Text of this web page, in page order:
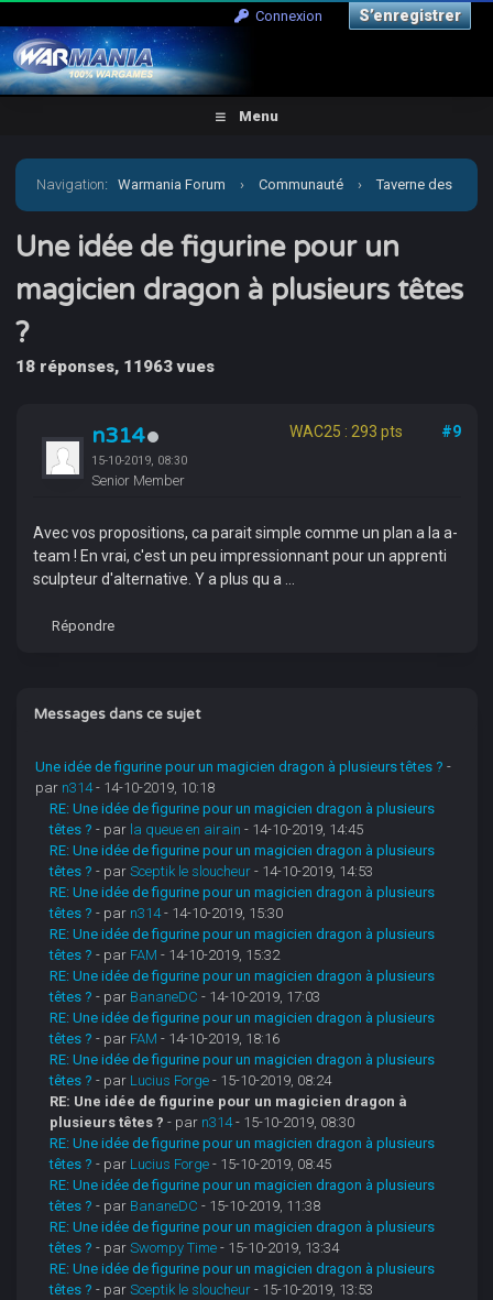
Connexion S’enregistrer
Menu
Navigation:Warmania Forum › Communauté › Taverne des
joueurs › Une idée de figurine pour un magicien dragon à
plusieurs têtes ?
Une idée de figurine pour un
magicien dragon à plusieurs têtes
?
18 réponses, 11963 vues
n314
15-10-2019, 08:30
Senior Member
WAC25 : 293 pts #9
Avec vos propositions, ca parait simple comme un plan a la a-
team ! En vrai, c'est un peu impressionnant pour un apprenti
sculpteur d'alternative. Y a plus qu a ...
Répondre
Messages dans ce sujet
Une idée de figurine pour un magicien dragon à plusieurs têtes ? -
par n314- 14-10-2019, 10:18
RE: Une idée de figurine pour un magicien dragon à plusieurs
têtes ? - par la queue en airain - 14-10-2019, 14:45
RE: Une idée de figurine pour un magicien dragon à plusieurs
têtes ? - parSceptik le sloucheur - 14-10-2019, 14:53
RE: Une idée de figurine pour un magicien dragon à plusieurs
têtes ? - par n314- 14-10-2019, 15:30
RE: Une idée de figurine pour un magicien dragon à plusieurs
têtes ? - par FAM - 14-10-2019, 15:32
RE: Une idée de figurine pour un magicien dragon à plusieurs
têtes ? - par BananeDC - 14-10-2019, 17:03
RE: Une idée de figurine pour un magicien dragon à plusieurs
têtes ? - par FAM - 14-10-2019, 18:16
RE: Une idée de figurine pour un magicien dragon à plusieurs
têtes ? - par Lucius Forge - 15-10-2019, 08:24
RE: Une idée de figurine pour un magicien dragon à
plusieurs têtes ? - par n314- 15-10-2019, 08:30
RE: Une idée de figurine pour un magicien dragon à plusieurs
têtes ? - par Lucius Forge - 15-10-2019, 08:45
RE: Une idée de figurine pour un magicien dragon à plusieurs
têtes ? - par BananeDC - 15-10-2019, 11:38
RE: Une idée de figurine pour un magicien dragon à plusieurs
têtes ? - parSwompy Time - 15-10-2019, 13:34
RE: Une idée de figurine pour un magicien dragon à plusieurs
têtes ? - parSceptik le sloucheur - 15-10-2019, 13:53